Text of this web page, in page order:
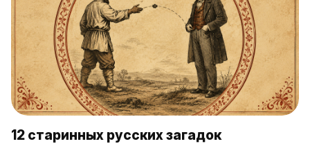
12 старинных русских загадок